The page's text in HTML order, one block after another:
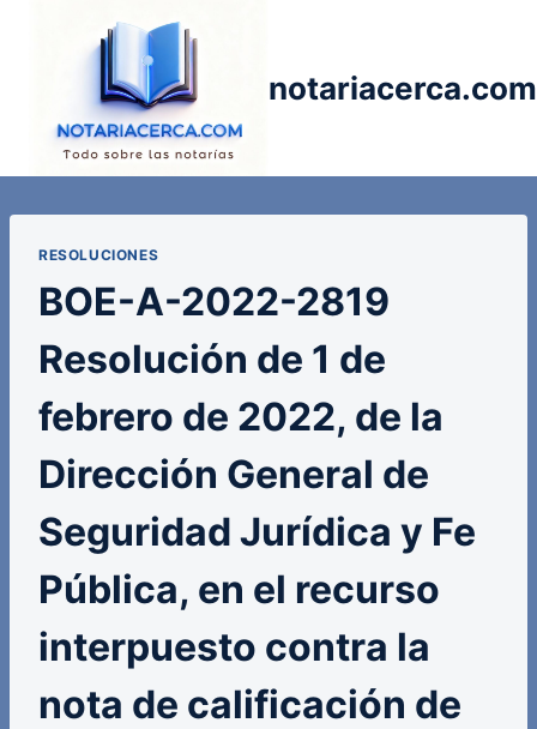
notariacerca.com
RESOLUCIONES
BOE-A-2022-2819
Resolución de 1 de
febrero de 2022, de la
Dirección General de
Seguridad Jurídica y Fe
Pública, en el recurso
interpuesto contra la
nota de calificación de